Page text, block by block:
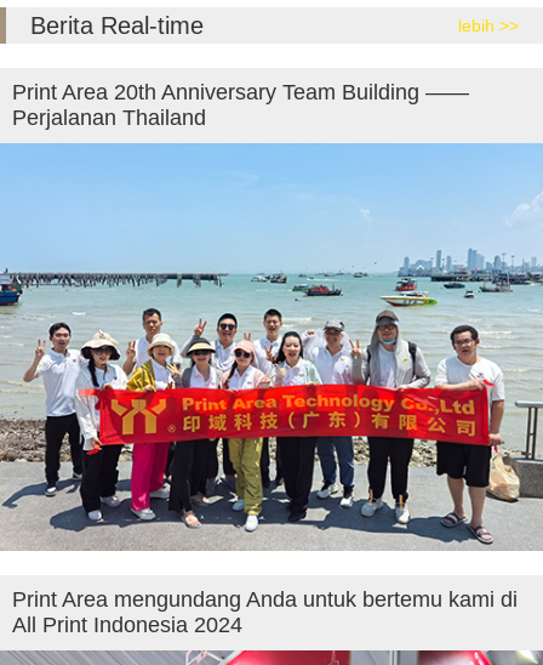
Berita Real-time lebih >>
Print Area 20th Anniversary Team Building ——
Perjalanan Thailand
Print Area mengundang Anda untuk bertemu kami di
All Print Indonesia 2024